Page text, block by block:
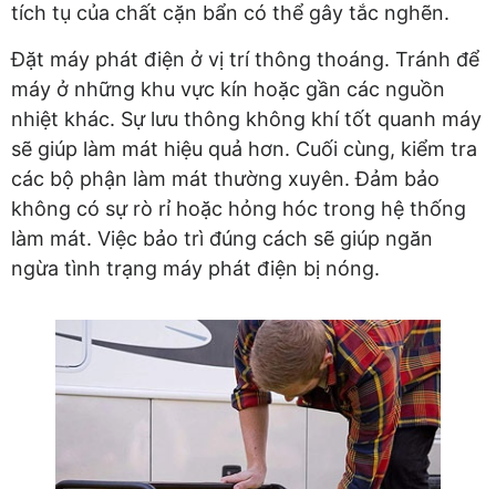
tích tụ của chất cặn bẩn có thể gây tắc nghẽn.
Đặt máy phát điện ở vị trí thông thoáng. Tránh để
máy ở những khu vực kín hoặc gần các nguồn
nhiệt khác. Sự lưu thông không khí tốt quanh máy
sẽ giúp làm mát hiệu quả hơn. Cuối cùng, kiểm tra
các bộ phận làm mát thường xuyên. Đảm bảo
không có sự rò rỉ hoặc hỏng hóc trong hệ thống
làm mát. Việc bảo trì đúng cách sẽ giúp ngăn
ngừa tình trạng máy phát điện bị nóng.